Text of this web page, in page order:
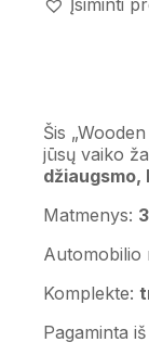
Įsiminti
Šis
jūsų vaiko
džiaugsmo,
Matmenys:
Automobilio
Komplekte:
Pagaminta